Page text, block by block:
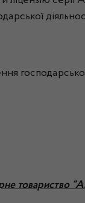
господарської
товариство